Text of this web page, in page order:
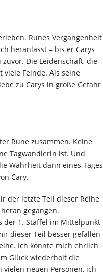
Runes Vergangenheit
heranlässt – bis er Carys
Die Leidenschaft, die
viele Feinde. Als seine
zu Carys in große Gefahr
Rune zusammen. Keine
Tagwandlerin ist. Und
Wahrheit dann eines Tages
Cary.
der letzte Teil dieser Reihe
gegangen.
der 1. Staffel im Mittelpunkt
dieser Teil besser gefallen
Ich konnte mich ehrlich
Glück wiederholt die
neuen Personen, ich